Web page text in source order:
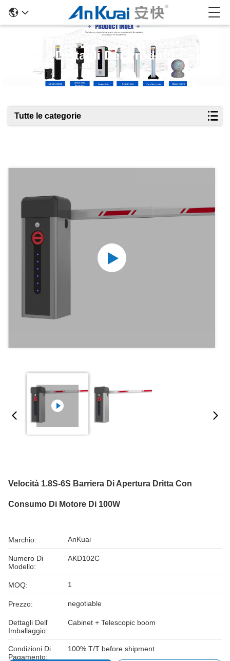
Dettagli Dei Prodotti
Tutte le categorie
Velocità 1.8S-6S Barriera Di Apertura Dritta Con
Consumo Di Motore Di 100W
Marchio: AnKuai
Numero Di
Modello:
AKD102C
MOQ: 1
Prezzo: negotiable
Dettagli Dell'
Imballaggio:
Cabinet + Telescopic boom
Condizioni Di
Pagamento:
100% T/T before shipment